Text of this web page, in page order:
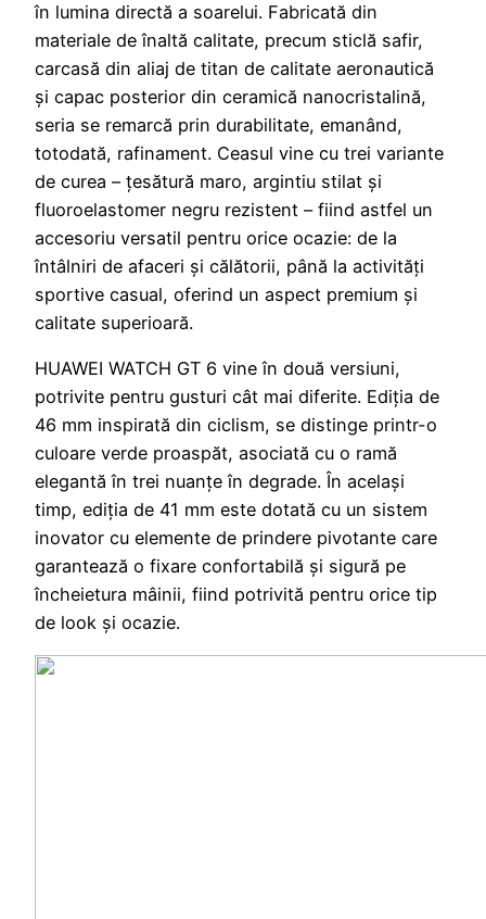
în lumina directă a soarelui. Fabricată din
materiale de înaltă calitate, precum sticlă safir,
carcasă din aliaj de titan de calitate aeronautică
și capac posterior din ceramică nanocristalină,
seria se remarcă prin durabilitate, emanând,
totodată, rafinament. Ceasul vine cu trei variante
de curea – țesătură maro, argintiu stilat și
fluoroelastomer negru rezistent – fiind astfel un
accesoriu versatil pentru orice ocazie: de la
întâlniri de afaceri și călătorii, până la activități
sportive casual, oferind un aspect premium și
calitate superioară.
HUAWEI WATCH GT 6 vine în două versiuni,
potrivite pentru gusturi cât mai diferite. Ediția de
46 mm inspirată din ciclism, se distinge printr-o
culoare verde proaspăt, asociată cu o ramă
elegantă în trei nuanțe în degrade. În același
timp, ediția de 41 mm este dotată cu un sistem
inovator cu elemente de prindere pivotante care
garantează o fixare confortabilă și sigură pe
încheietura mâinii, fiind potrivită pentru orice tip
de look și ocazie.